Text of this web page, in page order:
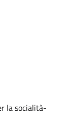
la socialità-